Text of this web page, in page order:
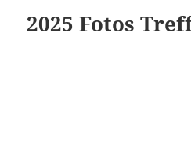
2025 Fotos